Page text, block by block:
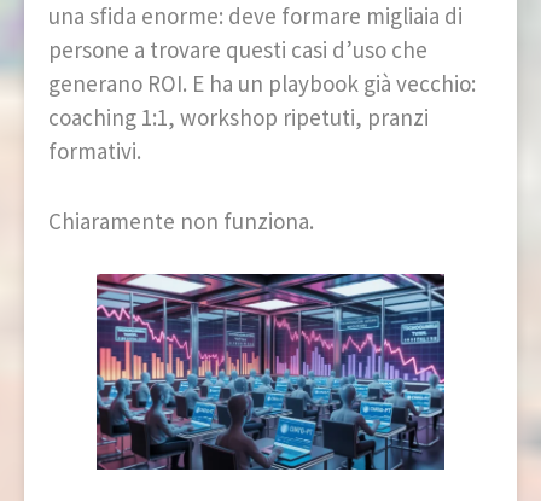
una sfida enorme: deve formare migliaia di
persone a trovare questi casi d’uso che
generano ROI. E ha un playbook già vecchio:
coaching 1:1, workshop ripetuti, pranzi
formativi.
Chiaramente non funziona.